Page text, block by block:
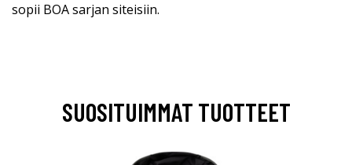
sopii BOA sarjan siteisiin.
SUOSITUIMMAT TUOTTEET